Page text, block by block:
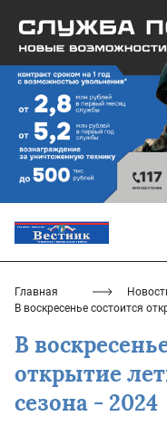
Главная
В воскресенье состоится
В
открытие
сезона - 2024